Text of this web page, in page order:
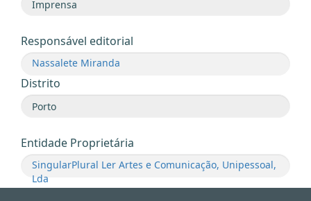
Responsável editorial
Nassalete Miranda
Distrito
Entidade Proprietária
SingularPlural Ler Artes e Comunicação, Unipessoal,
Lda